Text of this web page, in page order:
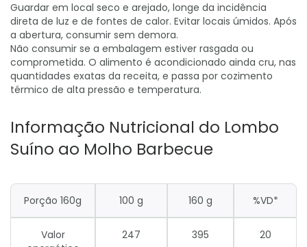
Guardar em local seco e arejado, longe da incidência
direta de luz e de fontes de calor. Evitar locais úmidos. Após
a abertura, consumir sem demora.
Não consumir se a embalagem estiver rasgada ou
comprometida. O alimento é acondicionado ainda cru, nas
quantidades exatas da receita, e passa por cozimento
térmico de alta pressão e temperatura.
Informação Nutricional do Lombo
Suíno ao Molho Barbecue
Porção 160g 100 g 160 g %VD*
Valor
247 395 20